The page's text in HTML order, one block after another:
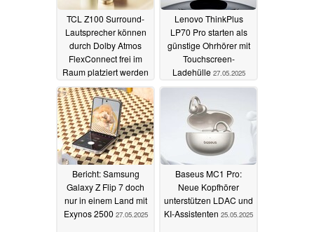
TCL Z100 Surround-
Lautsprecher können
durch Dolby Atmos
FlexConnect frei im
Raum platziert werden
27.05.2025
Lenovo ThinkPlus
LP70 Pro starten als
günstige Ohrhörer mit
Touchscreen-
Ladehülle 27.05.2025
Bericht: Samsung
Galaxy Z Flip 7 doch
nur in einem Land mit
Exynos 2500 27.05.2025
Baseus MC1 Pro:
Neue Kopfhörer
unterstützen LDAC und
KI-Assistenten 25.05.2025